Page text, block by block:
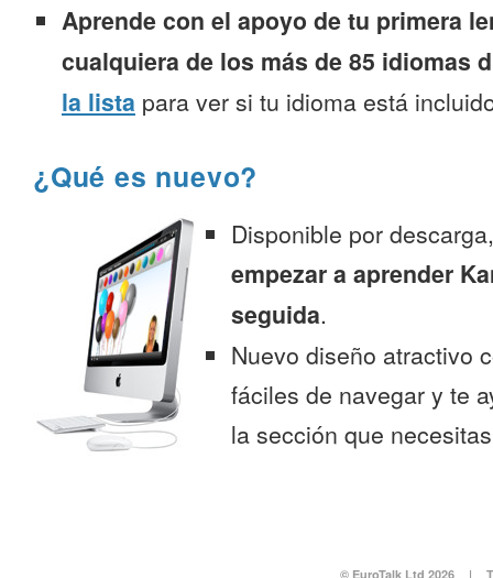
Aprende con el apoyo de tu primera
cualquiera de los más de 85 idiomas
la lista para ver si tu idioma está
¿Qué es nuevo?
Disponible por
empezar a aprender
seguida.
Nuevo diseño atractivo
fáciles de navegar y te
la sección que
© EuroTalk Ltd 2026 |